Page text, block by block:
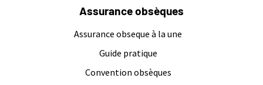
Assurance obsèques
Assurance obseque à la une
Guide pratique
Convention obsèques